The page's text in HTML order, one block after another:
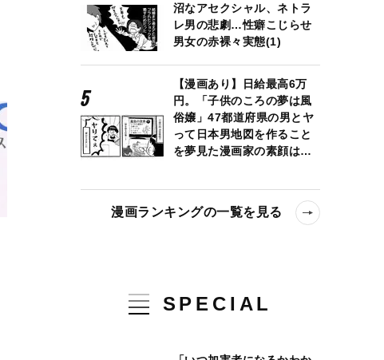
沼なアセクシャル、ネトラ
レ男の悲劇…性癖こじらせ
男女の赤裸々実態(1)
【漫画あり】日給最高6万
円。「子供のころの夢は風
俗嬢」47都道府県の男とヤ
って日本男地図を作ること
を夢見た漫画家の素顔は…
漫画ランキングの一覧を見る
SPECIAL